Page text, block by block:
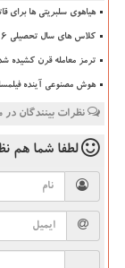
هیاهوی سلبریتی ها برای
کلاس های سال تحصیلی ۱۴۰۶ بصورت حضوری خواهد بود
ترمز معامله قرن کشیده
هوش مصنوعی آینده
نظرات بینندگان
لطفا شما هم